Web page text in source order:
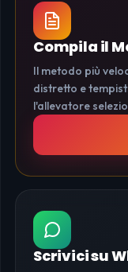
Compila il
Il metodo più
distretto e
l'allevatore
Scrivici su